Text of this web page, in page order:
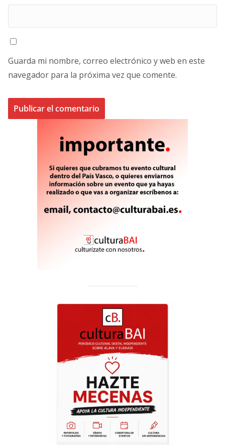
Guarda mi nombre, correo electrónico y web en este
navegador para la próxima vez que comente.